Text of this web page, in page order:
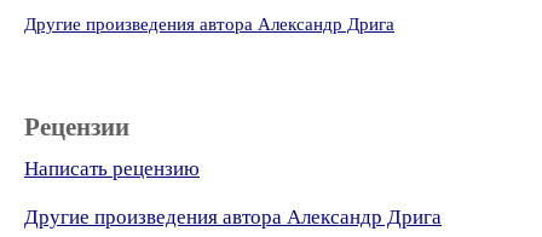
Другие произведения автора Александр Дрига
Рецензии
Написать рецензию
Другие произведения автора Александр Дрига